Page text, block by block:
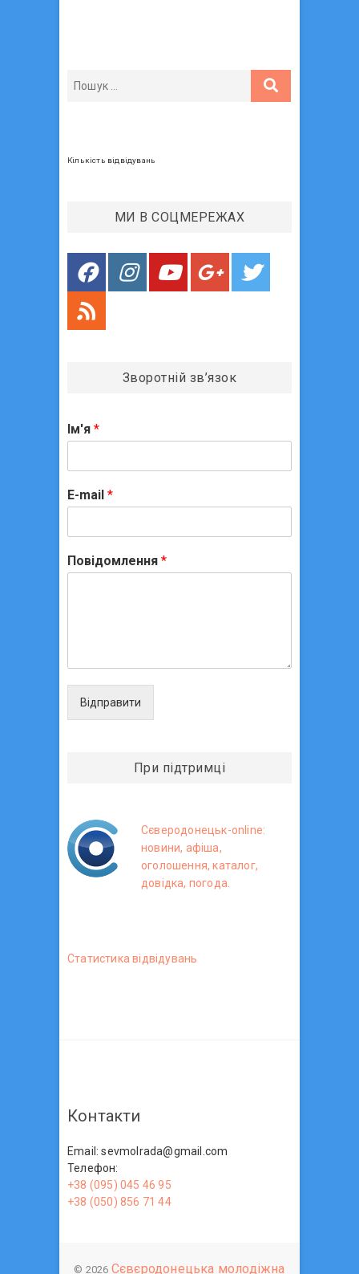
Кількість відвідувань
МИ В СОЦМЕРЕЖАХ
Зворотній зв’язок
Ім'я *
E-mail *
Повідомлення *
Відправити
При підтримці
Сєверодонецьк-online:
новини, афіша,
оголошення, каталог,
довідка, погода.
Статистика вiдвiдувань
Контакти
Email: sevmolrada@gmail.com
Телефон:
+38 (095) 045 46 95
+38 (050) 856 71 44
© 2026 Сєвєродонецька молодіжна